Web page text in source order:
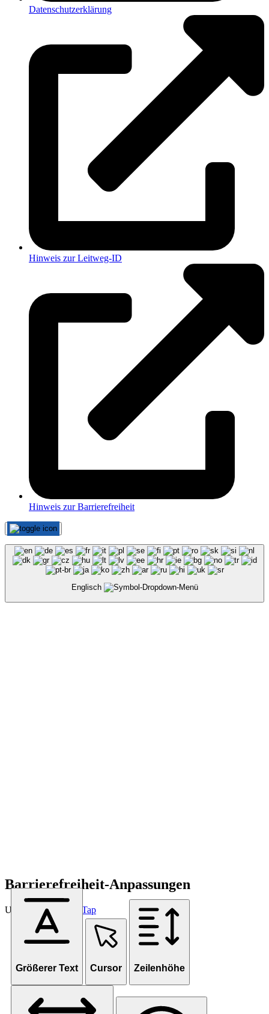
Datenschutzerklärung
Hinweis zur Leitweg-ID
Hinweis zur Barrierefreiheit
Englisch
Barrierefreiheit-Anpassungen
Unterstützt von OneTap
Größerer Text Cursor Zeilenhöhe